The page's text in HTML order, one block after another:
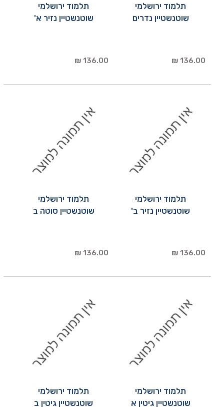
תלמוד ירושלמי
שוטנשטיין נדרים
136.00 ₪
תלמוד ירושלמי
שוטנשטיין נזיר א'
136.00 ₪
תלמוד ירושלמי
שוטנשטיין נזיר ב'
136.00 ₪
תלמוד ירושלמי
שוטנשטיין סוטה ב
136.00 ₪
תלמוד ירושלמי
שוטנשטיין גיטין א
תלמוד ירושלמי
שוטנשטיין גיטין ב